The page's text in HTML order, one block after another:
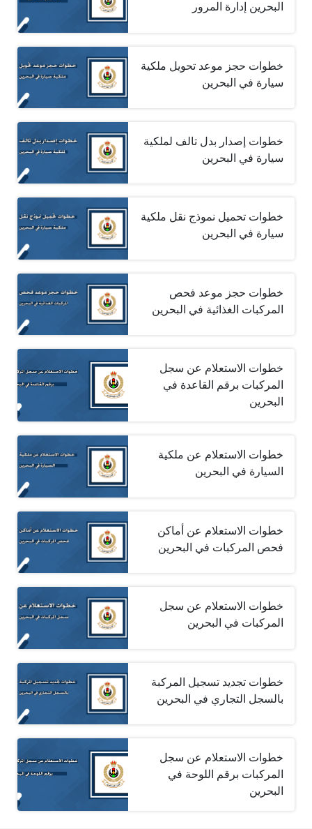
البحرين إدارة المرور
خطوات حجز موعد تحويل ملكية
سيارة في البحرين
خطوات إصدار بدل تالف لملكية
سيارة في البحرين
خطوات تحميل نموذج نقل ملكية
سيارة في البحرين
خطوات حجز موعد فحص
المركبات الغذائية في البحرين
خطوات الاستعلام عن سجل
المركبات برقم القاعدة في
البحرين
خطوات الاستعلام عن ملكية
السيارة في البحرين
خطوات الاستعلام عن أماكن
فحص المركبات في البحرين
خطوات الاستعلام عن سجل
المركبات في البحرين
خطوات تجديد تسجيل المركبة
بالسجل التجاري في البحرين
خطوات الاستعلام عن سجل
المركبات برقم اللوحة في
البحرين